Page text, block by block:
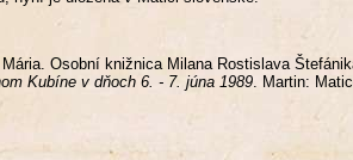
Osobní knižnica Milana Rostislava
Kubíne v dňoch 6. - 7. júna 1989 . Martin: